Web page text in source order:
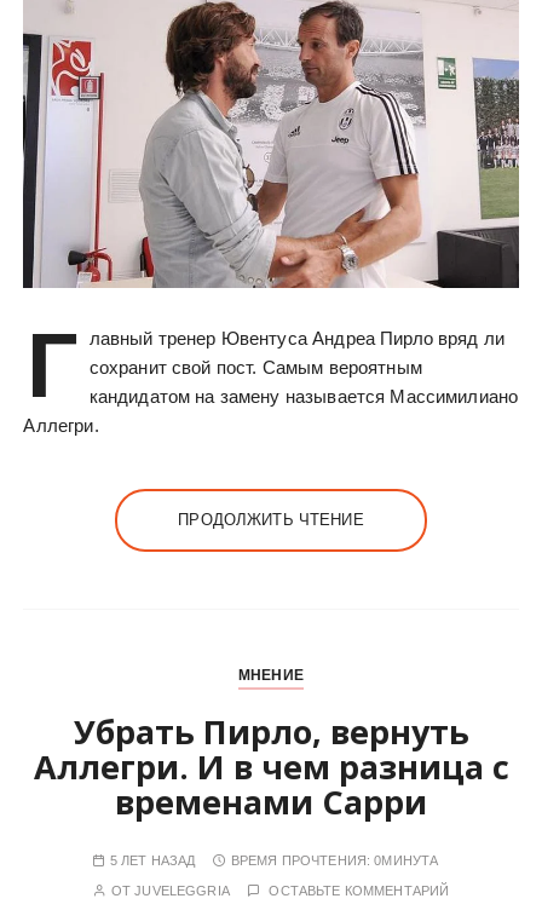
Г
лавный тренер Ювентуса Андреа Пирло вряд ли
сохранит свой пост. Самым вероятным
кандидатом на замену называется Массимилиано
Аллегри.
ПРОДОЛЖИТЬ ЧТЕНИЕ
МНЕНИЕ
Убрать Пирло, вернуть
Аллегри. И в чем разница с
временами Сарри
5 ЛЕТ НАЗАД ВРЕМЯ ПРОЧТЕНИЯ:0МИНУТА
ОТJUVELEGGRIA ОСТАВЬТЕ КОММЕНТАРИЙ